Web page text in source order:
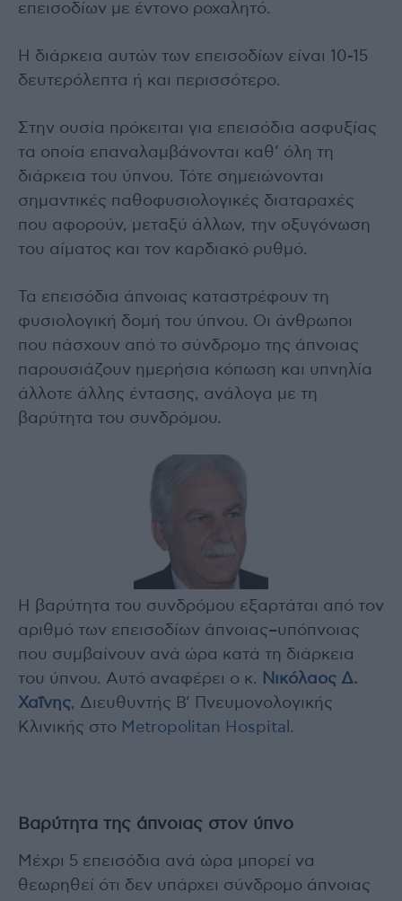
επεισοδίων με έντονο ροχαλητό.
Η διάρκεια αυτών των επεισοδίων είναι 10-15
δευτερόλεπτα ή και περισσότερο.
Στην ουσία πρόκειται για επεισόδια ασφυξίας
τα οποία επαναλαμβάνονται καθ’ όλη τη
διάρκεια του ύπνου. Τότε σημειώνονται
σημαντικές παθοφυσιολογικές διαταραχές
που αφορούν, μεταξύ άλλων, την οξυγόνωση
του αίματος και τον καρδιακό ρυθμό.
Τα επεισόδια άπνοιας καταστρέφουν τη
φυσιολογική δομή του ύπνου. Οι άνθρωποι
που πάσχουν από το σύνδρομο της άπνοιας
παρουσιάζουν ημερήσια κόπωση και υπνηλία
άλλοτε άλλης έντασης, ανάλογα με τη
βαρύτητα του συνδρόμου.
Η βαρύτητα του συνδρόμου εξαρτάται από τον
αριθμό των επεισοδίων άπνοιας–υπόπνοιας
που συμβαίνουν ανά ώρα κατά τη διάρκεια
του ύπνου. Αυτό αναφέρει ο κ.
Νικόλαος Δ.
Χαΐνης, Διευθυντής Β’ Πνευμονολογικής
Κλινικής στο Metropolitan Hospital .
Βαρύτητα της άπνοιας στον ύπνο
Μέχρι 5 επεισόδια ανά ώρα μπορεί να
θεωρηθεί ότι δεν υπάρχει σύνδρομο άπνοιας